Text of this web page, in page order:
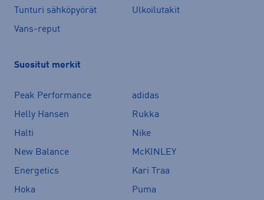
Tunturi sähköpyörät
Ulkoilutakit
Vans-reput
Suositut merkit
Peak Performance
adidas
Helly Hansen
Rukka
Halti
Nike
New Balance
McKINLEY
Energetics
Kari Traa
Hoka
Puma